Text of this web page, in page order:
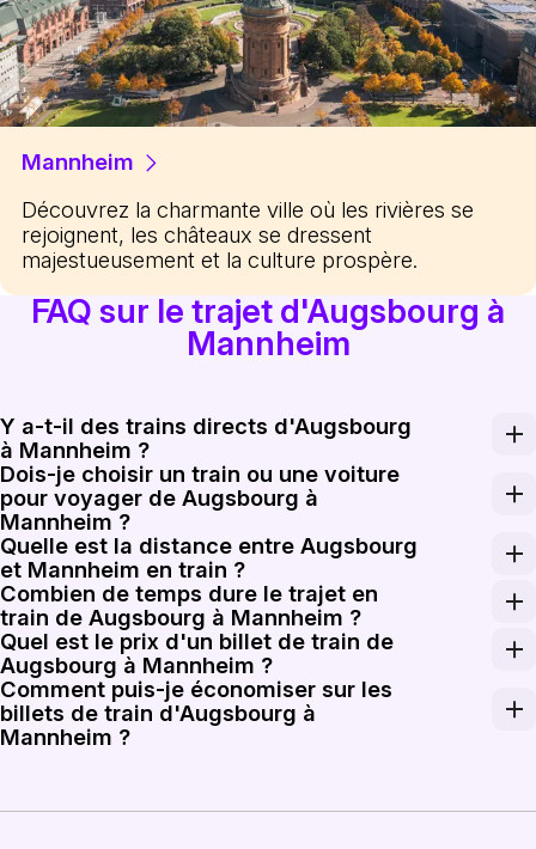
Mannheim
Découvrez la charmante ville où les rivières se
rejoignent, les châteaux se dressent
majestueusement et la culture prospère.
FAQ sur le trajet d'Augsbourg à
Mannheim
Y a-t-il des trains directs d'Augsbourg
à Mannheim ?
Oui, il existe des trains directs disponibles
Dois-je choisir un train ou une voiture
pour voyager de Augsbourg à
Mannheim ?
Le voyage en train offre une option détendue et
Quelle est la distance entre Augsbourg
et Mannheim en train ?
La distance entre Augsbourg et Mannheim est
Combien de temps dure le trajet en
train de Augsbourg à Mannheim ?
Le trajet en train prend environ 2 à 2,5 heures, selon
Quel est le prix d'un billet de train de
Augsbourg à Mannheim ?
Les billets pour le trajet en train de Augsbourg à
Comment puis-je économiser sur les
billets de train d'Augsbourg à
Mannheim ?